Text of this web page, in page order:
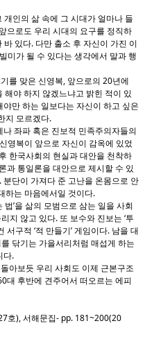
인의 삶 속에 그 시대가 얼마나 들
으로도 우리 시대의 요구를 정직하
있다. 다만 출소 후 자신이 가진 이
미가 될 수 있다는 생각에서 말과 행
를 맞은 신영복, 앞으로의 20년에
야 하지 않겠느냐고 밝힌 적이 있
만 하는 일보다는 자신이 하고 싶은
지 모르겠다.
좌파 혹은 진보적 민족주의자들의
영복이 앞으로 자신이 감옥에 있었
한국사회의 현실과 대안을 천착하
과 통일론을 대안으로 제시할 수 있
단이 가져다 준 고난을 온몸으로 안
하는 마음에서일 것이다.
’을 삶의 모범으로 삼는 일을 사회
지 않고 있다. 또 보수와 진보는 ‘투
구적 ‘적 만들기’ 게임이다. 남을 대
닦기는 가을서리처럼 매섭게 하는
다.
아보듯 우리 사회도 이제 근본구조
대 후반에 견주어서 떠오르는 에피
호), 서해문집- pp. 181~200(20